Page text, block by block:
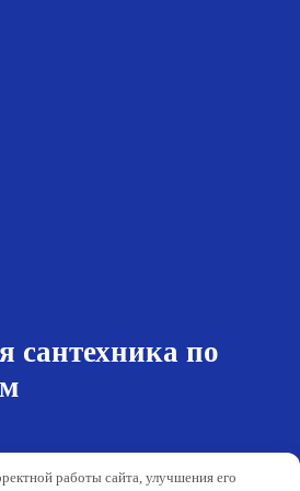
сантехника по
работы сайта, улучшения его